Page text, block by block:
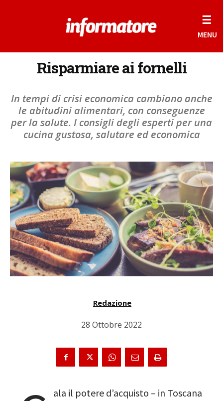
☰
MENU
Risparmiare ai fornelli
In tempi di crisi economica cambiano anche
le abitudini alimentari, con conseguenze
per la salute. I consigli degli esperti per una
cucina gustosa, salutare ed economica
Redazione
28 Ottobre 2022
ala il potere d’acquisto – in Toscana